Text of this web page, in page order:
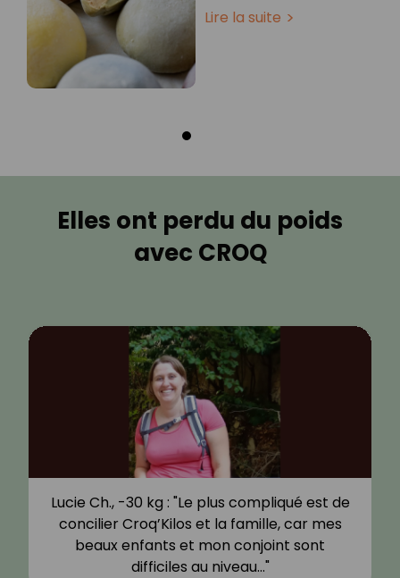
Lire la suite
Elles ont perdu du poids
avec CROQ
Lucie Ch., -30 kg : "Le plus compliqué est de
concilier Croq’Kilos et la famille, car mes
beaux enfants et mon conjoint sont
difficiles au niveau…"